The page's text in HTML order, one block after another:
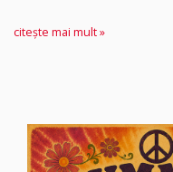
citește mai mult »